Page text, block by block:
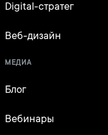
Digital-стратег
Веб-дизайн
МЕДИА
Блог
Вебинары